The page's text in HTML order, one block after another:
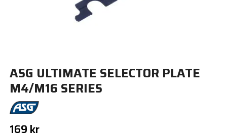
ASG ULTIMATE SELECTOR PLATE
M4/M16 SERIES
169 kr